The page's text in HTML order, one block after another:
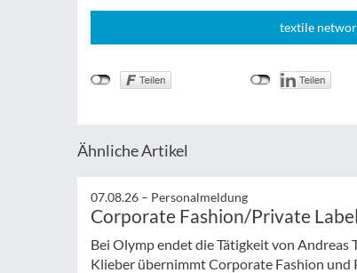
textile
Ähnliche Artikel
07.08.26 – Personalmeldung
Corporate Fashion/Private
Bei Olymp endet die Tätigkeit von Andreas
Klieber übernimmt Corporate Fashion und